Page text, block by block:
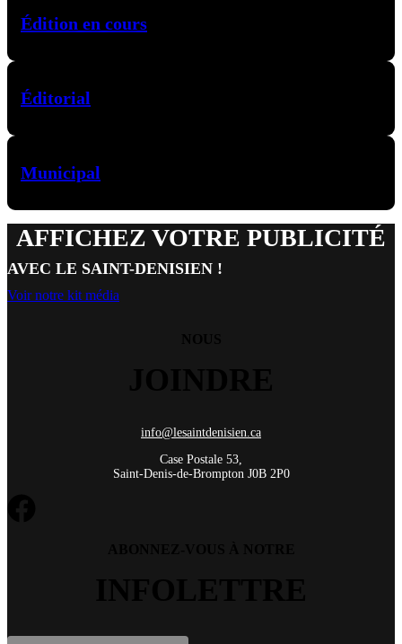
Édition en cours
Éditorial
Municipal
AFFICHEZ VOTRE PUBLICITÉ
AVEC LE SAINT-DENISIEN !
Voir notre kit média
info@lesaintdenisien.ca
Case Postale 53,
Saint-Denis-de-Brompton J0B 2P0